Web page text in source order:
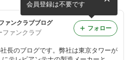
ろ繋げてみました。大作で
す。
ァンクラブブログ
ファンクラブ
長のブログです。弊社は東京タワーが
会員登録は不要です
フォロー